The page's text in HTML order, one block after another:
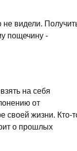
не видели.
пощечину -
на себя
от
своей жизни. Кто-
о прошлых